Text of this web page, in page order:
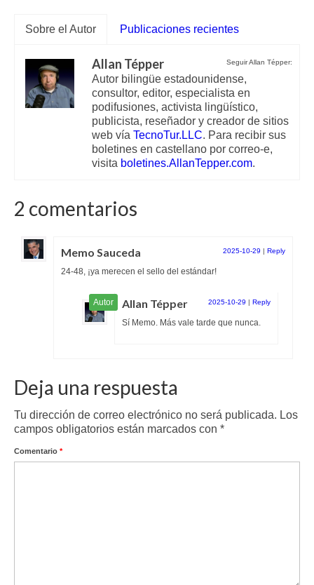
Sobre el Autor Publicaciones recientes
Seguir Allan Tépper:
Allan Tépper
Autor bilingüe estadounidense,
consultor, editor, especialista en
podifusiones, activista lingüístico,
publicista, reseñador y creador de sitios
web vía TecnoTur.LLC. Para recibir sus
boletines en castellano por correo-e,
visita boletines.AllanTepper.com.
2 comentarios
Memo Sauceda 2025-10-29 | Reply
24-48, ¡ya merecen el sello del estándar!
Allan Tépper 2025-10-29 | Reply
Sí Memo. Más vale tarde que nunca.
Deja una respuesta
Tu dirección de correo electrónico no será publicada. Los
campos obligatorios están marcados con *
Comentario *